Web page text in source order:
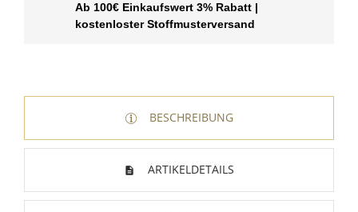
Ab 100€ Einkaufswert 3% Rabatt |
kostenloster Stoffmusterversand
BESCHREIBUNG
ARTIKELDETAILS